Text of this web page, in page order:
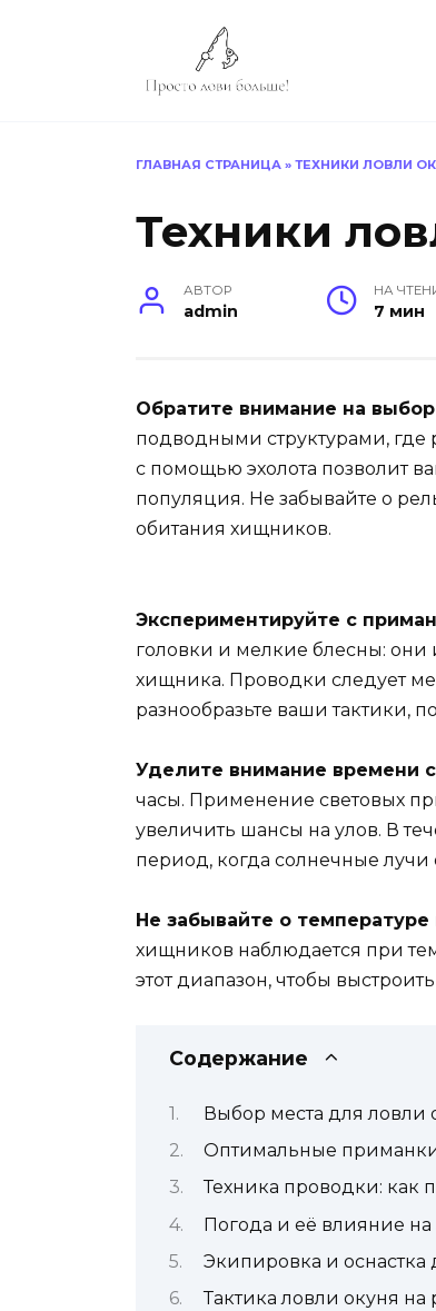
ГЛАВНАЯ СТРАНИЦА » ТЕХНИКИ ЛОВЛИ
Техники
АВТОР
admin
НА
7 мин
Обратите внимание на
подводными структурами, где
с помощью эхолота позволит
популяция. Не забывайте о
обитания хищников.
Экспериментируйте с
головки и мелкие блесны:
хищника. Проводки следует
разнообразьте ваши тактики,
Уделите внимание времени
часы. Применение световых
увеличить шансы на улов. В
период, когда солнечные
Не забывайте о
хищников наблюдается при
этот диапазон, чтобы
Содержание
Выбор места для
Оптимальные
Техника проводки: как
Погода и её влияние на
Экипировка и
Тактика ловли окуня